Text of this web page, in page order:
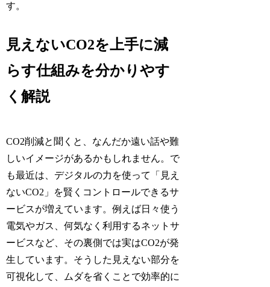
す。
見えないCO2を上手に減
らす仕組みを分かりやす
く解説
CO2削減と聞くと、なんだか遠い話や難
しいイメージがあるかもしれません。で
も最近は、デジタルの力を使って「見え
ないCO2」を賢くコントロールできるサ
ービスが増えています。例えば日々使う
電気やガス、何気なく利用するネットサ
ービスなど、その裏側では実はCO2が発
生しています。そうした見えない部分を
可視化して、ムダを省くことで効率的に